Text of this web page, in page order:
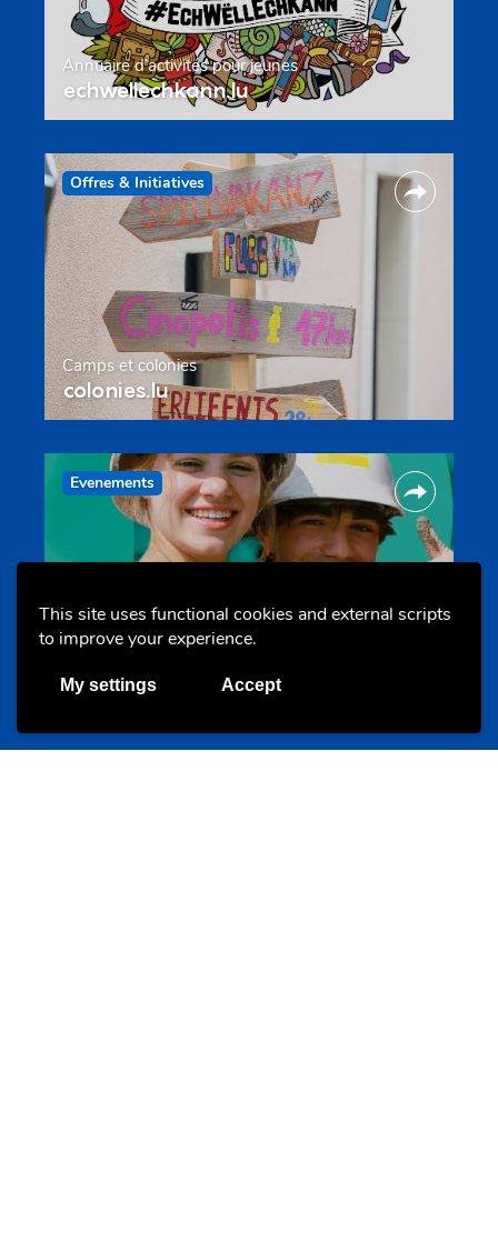
This site uses functional cookies and external scripts
to improve your experience.
My settings Accept
Annuaire d’activités pour jeunes
echwellechkann.lu
Offres & Initiatives
Camps et colonies
colonies.lu
Evenements
jugendprais.lu